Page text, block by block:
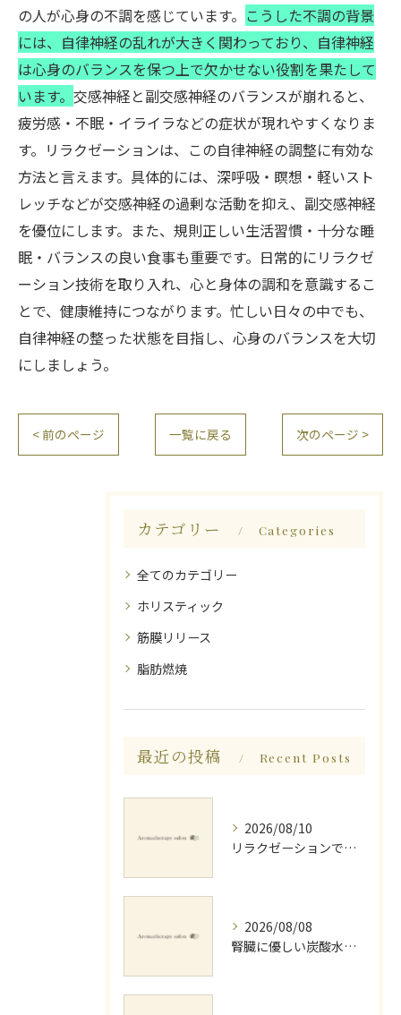
の人が心身の不調を感じています。 こうした不調の背景
には、自律神経の乱れが大きく関わっており、自律神経
は心身のバランスを保つ上で欠かせない役割を果たして
います。 交感神経と副交感神経のバランスが崩れると、
疲労感・不眠・イライラなどの症状が現れやすくなりま
す。リラクゼーションは、この自律神経の調整に有効な
方法と言えます。具体的には、深呼吸・瞑想・軽いスト
レッチなどが交感神経の過剰な活動を抑え、副交感神経
を優位にします。また、規則正しい生活習慣・十分な睡
眠・バランスの良い食事も重要です。日常的にリラクゼ
ーション技術を取り入れ、心と身体の調和を意識するこ
とで、健康維持につながります。忙しい日々の中でも、
自律神経の整った状態を目指し、心身のバランスを大切
にしましょう。
< 前のページ 一覧に戻る 次のページ >
カテゴリー Categories
全てのカテゴリー
ホリスティック
筋膜リリース
脂肪燃焼
最近の投稿 Recent Posts
2026/08/10
リラクゼーションで探る生と死の意味と生まれ変わり
2026/08/08
腎臓に優しい炭酸水とミネラルでデトックス法